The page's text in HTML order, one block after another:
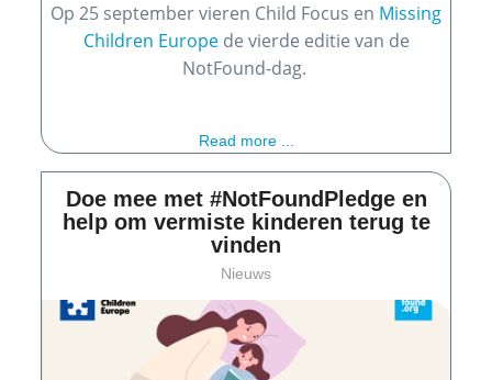
Op 25 september vieren Child Focus en Missing
Children Europede vierde editie van de
NotFound-dag.
Read more ...
Doe mee met #NotFoundPledge en
help om vermiste kinderen terug te
vinden
Nieuws